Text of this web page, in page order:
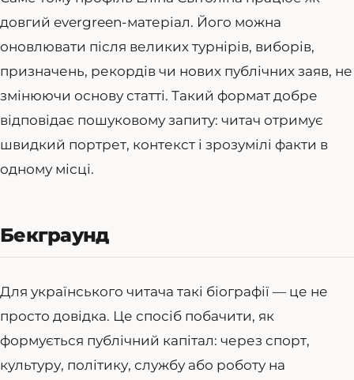
довгий evergreen-матеріал. Його можна
оновлювати після великих турнірів, виборів,
призначень, рекордів чи нових публічних заяв, не
змінюючи основу статті. Такий формат добре
відповідає пошуковому запиту: читач отримує
швидкий портрет, контекст і зрозумілі факти в
одному місці.
Бекграунд
Для українського читача такі біографії — це не
просто довідка. Це спосіб побачити, як
формується публічний капітал: через спорт,
культуру, політику, службу або роботу на